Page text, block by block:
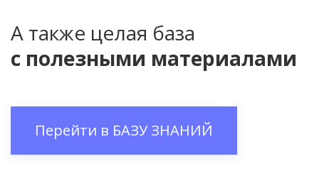
А также целая база
с полезными материалами
Перейти в БАЗУ ЗНАНИЙ